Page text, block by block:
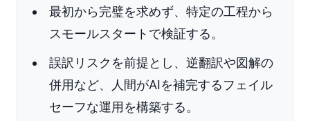
最初から完璧を求めず、特定の工程から
スモールスタートで検証する。
誤訳リスクを前提とし、逆翻訳や図解の
併用など、人間がAIを補完するフェイル
セーフな運用を構築する。